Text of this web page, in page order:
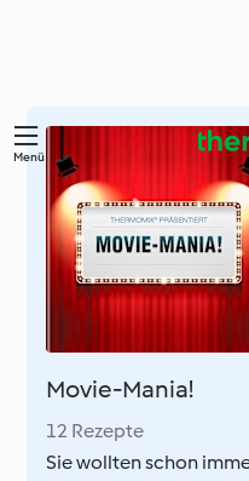
Zum
Hauptinhalt
springen
Menü
Movie-Mania!
12 Rezepte
Sie wollten schon